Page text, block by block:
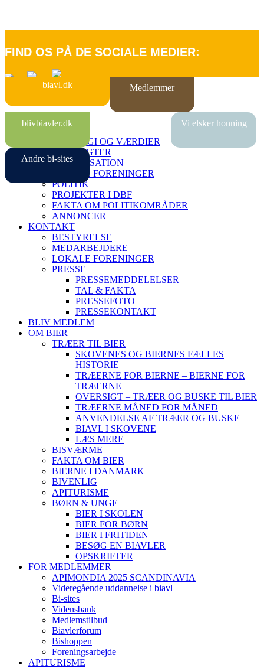
FIND OS PÅ DE SOCIALE MEDIER:
biavl.dk Medlemmer
blivbiavler.dk Vi elsker honning
Andre bi-sites
FORSIDE
STRATEGI OG VÆRDIER
VEDTÆGTER
ORGANISATION
LOKALE FORENINGER
POLITIK
PROJEKTER I DBF
FAKTA OM POLITIKOMRÅDER
ANNONCER
KONTAKT
BESTYRELSE
MEDARBEJDERE
LOKALE FORENINGER
PRESSE
PRESSEMEDDELELSER
TAL & FAKTA
PRESSEFOTO
PRESSEKONTAKT
BLIV MEDLEM
OM BIER
TRÆER TIL BIER
SKOVENES OG BIERNES FÆLLES
HISTORIE
TRÆERNE FOR BIERNE – BIERNE FOR
TRÆERNE
OVERSIGT – TRÆER OG BUSKE TIL BIER
TRÆERNE MÅNED FOR MÅNED
ANVENDELSE AF TRÆER OG BUSKE
BIAVL I SKOVENE
LÆS MERE
BISVÆRME
FAKTA OM BIER
BIERNE I DANMARK
BIVENLIG
APITURISME
BØRN & UNGE
BIER I SKOLEN
BIER FOR BØRN
BIER I FRITIDEN
BESØG EN BIAVLER
OPSKRIFTER
FOR MEDLEMMER
APIMONDIA 2025 SCANDINAVIA
Videregående uddannelse i biavl
Bi-sites
Vidensbank
Medlemstilbud
Biavlerforum
Bishoppen
Foreningsarbejde
APITURISME